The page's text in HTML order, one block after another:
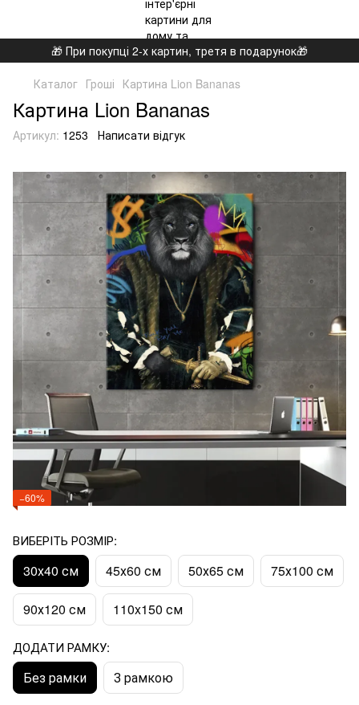
🎁 При покупці 2-х картин, третя в подарунок🎁
Каталог Гроші Картина Lion Bananas
Картина Lion Bananas
Артикул: 1253 Написати відгук
−60%
ВИБЕРІТЬ РОЗМІР:
30х40 см 45х60 см 50х65 см 75х100 см
90х120 см 110x150 см
ДОДАТИ РАМКУ:
Без рамки З рамкою